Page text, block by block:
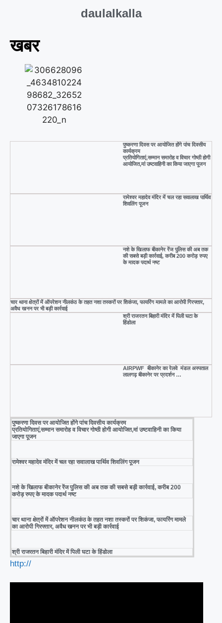
o
k
er s
daulalkalla
खबर
पुष्करणा दिवस पर आयोजित होंगे पांच दिवसीय
कार्यक्रम
प्रतियोगिताएं,सम्मान समारोह व विचार गोष्ठी होगी
आयोजित,मां उष्टवाहिनी का किया जाएगा पूजन
रामेश्वर महादेव मंदिर में चल रहा सवालाख पार्थिव
शिवलिंग पूजन
नशे के खिलाफ बीकानेर रेंज पुलिस की अब तक
की सबसे बड़ी कार्रवाई, करीब 200 करोड़ रुपए
के मादक पदार्थ नष्ट
चार थाना क्षेत्रों में ऑपरेशन नीलकंठ के तहत नशा तस्करों पर शिकंजा, फायरिंग मामले का आरोपी गिरफ्तार,
अवैध खनन पर भी बड़ी कार्रवाई
श्री राजरतन बिहारी मंदिर में पिली घटा के
हिंडोला
AIRPWF बीकानेर का रेलवे मंडल अस्पताल
लालगढ़ बीकानेर पर प्रदर्शन …
पुष्करणा दिवस पर आयोजित होंगे पांच दिवसीय कार्यक्रम
प्रतियोगिताएं,सम्मान समारोह व विचार गोष्ठी होगी आयोजित,मां उष्टवाहिनी का किया
जाएगा पूजन
रामेश्वर महादेव मंदिर में चल रहा सवालाख पार्थिव शिवलिंग पूजन
नशे के खिलाफ बीकानेर रेंज पुलिस की अब तक की सबसे बड़ी कार्रवाई, करीब 200
करोड़ रुपए के मादक पदार्थ नष्ट
चार थाना क्षेत्रों में ऑपरेशन नीलकंठ के तहत नशा तस्करों पर शिकंजा, फायरिंग मामले
का आरोपी गिरफ्तार, अवैध खनन पर भी बड़ी कार्रवाई
श्री राजरतन बिहारी मंदिर में पिली घटा के हिंडोला
http://